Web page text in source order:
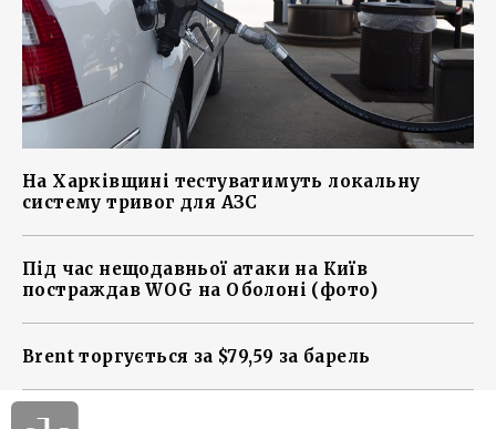
На Харківщині тестуватимуть локальну
систему тривог для АЗС
Під час нещодавньої атаки на Київ
постраждав WOG на Оболоні (фото)
Brent торгується за $79,59 за барель